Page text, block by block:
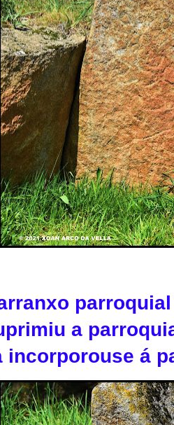
parroquial
a
incorporouse á